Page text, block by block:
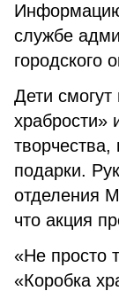
службе
городского
Дети
храбрости»
творчества,
подарки.
отделения
что акция
«Не просто
«Коробка